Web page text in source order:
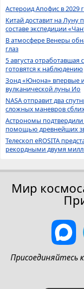
Астероид Апофис в 2029
Китай доставит на
составе экспедиции
В атмосфере Венеры
глаз
5 августа отработавшая
готовятся к наблюдению
Зонд «Юнона» впервые
вулканической луны Ио
NASA отправит два
сложных маневров
Астрономы подтвердили
помощью древнейших
Телескоп eROSITA
рекордными двумя
Мир
Присоединяйтесь